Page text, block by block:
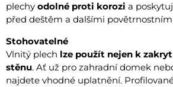
plechy odolné proti korozi a
před deštěm a dalšími
Stohovatelné
Vlnitý plech lze použít nejen k
stěnu. Ať už pro zahradní domek
najdete vhodné uplatnění.